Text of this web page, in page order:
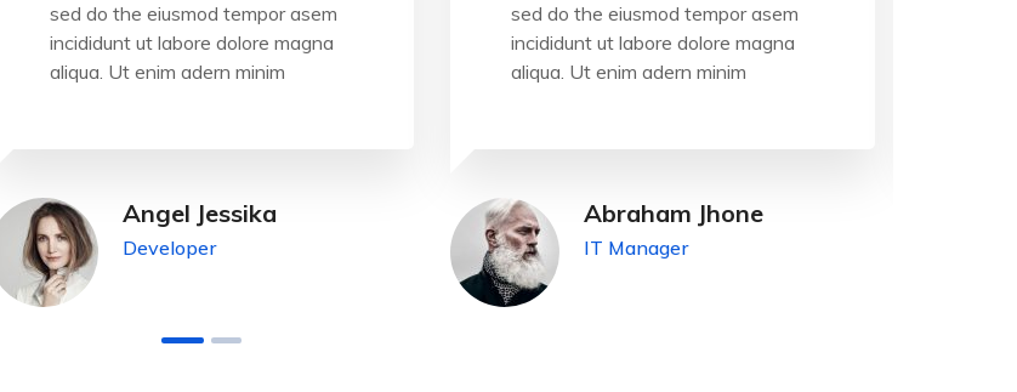
sed do the eiusmod tempor asem
incididunt ut labore dolore magna
aliqua. Ut enim adern minim
Angel Jessika
Developer
sed do the eiusmod tempor asem
incididunt ut labore dolore magna
aliqua. Ut enim adern minim
Abraham Jhone
IT Manager